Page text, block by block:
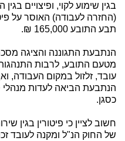
בגין שימוע לקוי, ופיצויים
(החזרה לעבודה) האוסר על
תבע התובע 165,000 ₪.
הנתבעת התגוננה והציגה
מטעם התובע, לרבות
עובד, זלזול במקום העבודה,
הנתבעת הביאה לעדות
כסגן.
חשוב לציין כי פיטורין בגין
של החוק הנ"ל ומקנה לעובד